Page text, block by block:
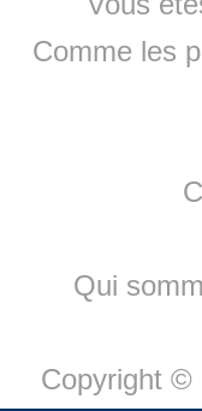
Comme les
Qui
Copyright ©